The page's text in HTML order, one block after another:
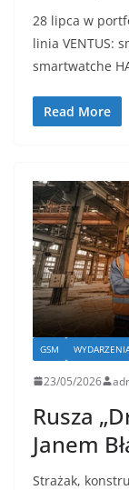
28 lipca w
linia VENTUS:
smartwatche
Read More
GSM
23/05/2026
Rusza
Janem
Strażak,